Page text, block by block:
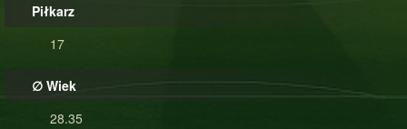
Piłkarz
17
∅ Wiek
28.35